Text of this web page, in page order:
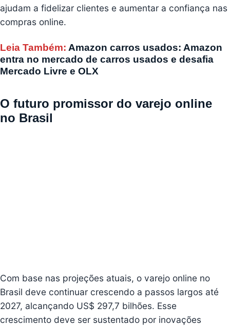
ajudam a fidelizar clientes e aumentar a confiança nas
compras online.
Leia Também: Amazon carros usados: Amazon
entra no mercado de carros usados e desafia
Mercado Livre e OLX
O futuro promissor do varejo online
no Brasil
Com base nas projeções atuais, o varejo online no
Brasil deve continuar crescendo a passos largos até
2027, alcançando US$ 297,7 bilhões. Esse
crescimento deve ser sustentado por inovações